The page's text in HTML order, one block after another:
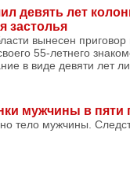
девять лет
застолья
вынесен
55-летнего
в виде девяти лет
мужчины в пяти
тело мужчины.